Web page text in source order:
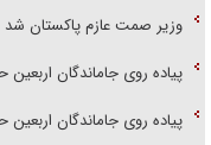
وزیر صمت عازم پاکستان شد
پیاده روی جاماندگان اربعین
پیاده روی جاماندگان اربعین